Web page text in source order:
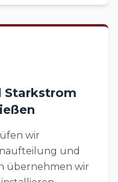
Starkstrom
wir
und
übernehmen wir